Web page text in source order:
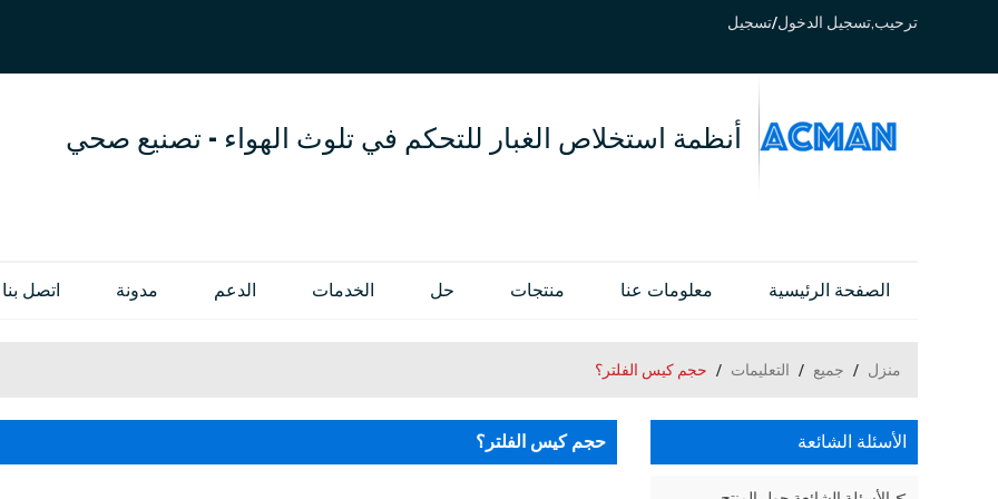
ترحيب,تسجيل الدخول/تسجيل
أنظمة استخلاص الغبار للتحكم في تلوث الهواء - تصنيع صحي
الصفحة الرئيسية معلومات عنا منتجات حل الخدمات الدعم مدونة اتصل بنا
منزل / جميع / التعليمات / حجم كيس الفلتر؟
الأسئلة الشائعة حجم كيس الفلتر؟